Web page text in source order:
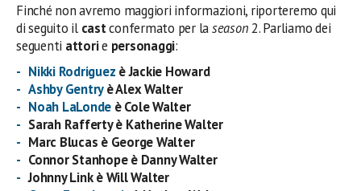
Finché non avremo maggiori informazioni, riporteremo qui
di seguito il castconfermato per laseason2. Parliamo dei
seguenti attorie personaggi:
Nikki Rodriguez è Jackie Howard
Ashby Gentryè Alex Walter
Noah LaLonde è Cole Walter
Sarah Rafferty è Katherine Walter
Marc Blucas è George Walter
Connor Stanhope è Danny Walter
Johnny Link è Will Walter